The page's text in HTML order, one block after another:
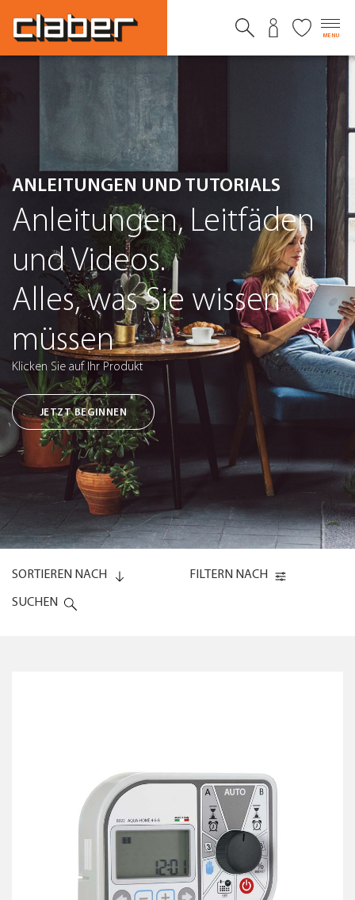
MENU
ANLEITUNGEN UND TUTORIALS
Anleitungen, Leitfäden
und Videos.
Alles, was Sie wissen
müssen
Klicken Sie auf Ihr Produkt
JETZT BEGINNEN
SORTIEREN NACH
FILTERN NACH
SUCHEN
UNTERIRDISCHE BEWÄSSERUNG
ALLE FILTER ENTFERNEN